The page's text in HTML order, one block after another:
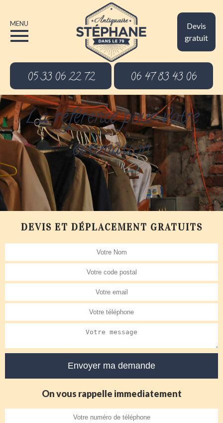
Devis
gratuit
MENU
05 33 06 22 72 06 47 83 43 06
La référence pour votre
estimation
DEVIS ET DÉPLACEMENT GRATUITS
On vous rappelle immediatement